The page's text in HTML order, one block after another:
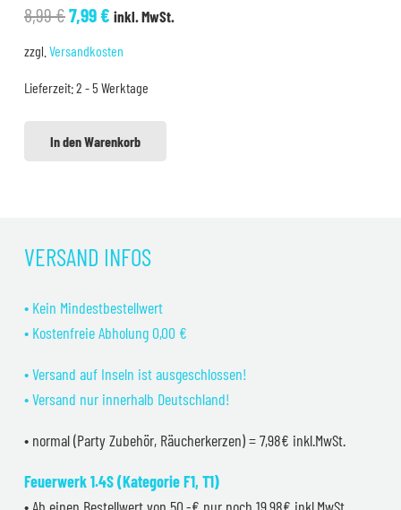
8,99€Ursprünglicher
8,99 €
7,99€Aktueller
7,99 €.
inkl. MwSt.
zzgl. Versandkosten
Lieferzeit:2 - 5 Werktage
In den Warenkorb
VERSAND INFOS
• Kein Mindestbestellwert
• Kostenfreie Abholung 0,00 €
• Versand auf Inseln ist ausgeschlossen!
• Versand nur innerhalb Deutschland!
• normal (Party Zubehör, Räucherkerzen) = 7,98€ inkl.MwSt.
Feuerwerk 1.4S (Kategorie F1, T1)